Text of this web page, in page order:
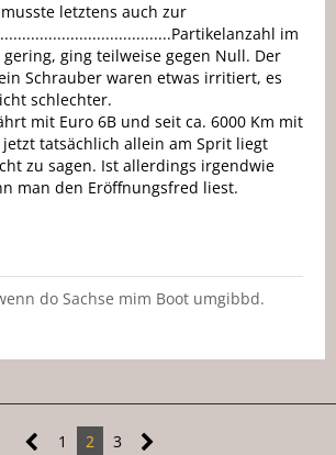
letztens auch zur
im
gering, ging teilweise gegen Null. Der
Schrauber waren etwas irritiert, es
schlechter.
mit Euro 6B und seit ca. 6000 Km mit
jetzt tatsächlich allein am Sprit liegt
zu sagen. Ist allerdings irgendwie
man den Eröffnungsfred liest.
do Sachse mim Boot umgibbd.
1 2 3